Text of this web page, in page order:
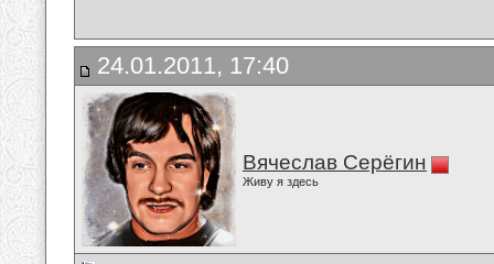
24.01.2011, 17:40
Вячеслав Серёгин
Живу я здесь